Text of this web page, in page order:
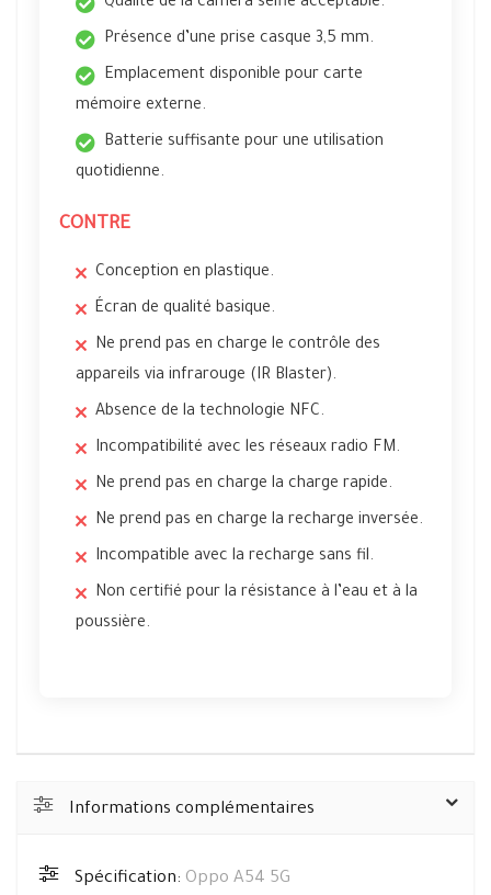
Présence d’une prise casque 3,5 mm.
Emplacement disponible pour carte
mémoire externe.
Batterie suffisante pour une utilisation
quotidienne.
CONTRE
Conception en plastique.
Écran de qualité basique.
Ne prend pas en charge le contrôle des
appareils via infrarouge (IR Blaster).
Absence de la technologie NFC.
Incompatibilité avec les réseaux radio FM.
Ne prend pas en charge la charge rapide.
Ne prend pas en charge la recharge inversée.
Incompatible avec la recharge sans fil.
Non certifié pour la résistance à l’eau et à la
poussière.
Informations complémentaires
Spécification: Oppo A54 5G